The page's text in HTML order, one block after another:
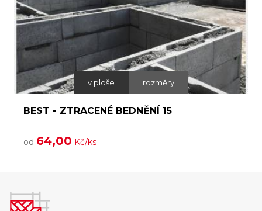
v ploše rozměry
BEST - ZTRACENÉ BEDNĚNÍ 15
od 64,00 Kč/ks